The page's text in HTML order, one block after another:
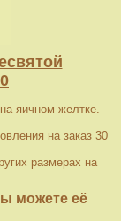
яичном желтке.
на заказ 30
размерах на
можете её